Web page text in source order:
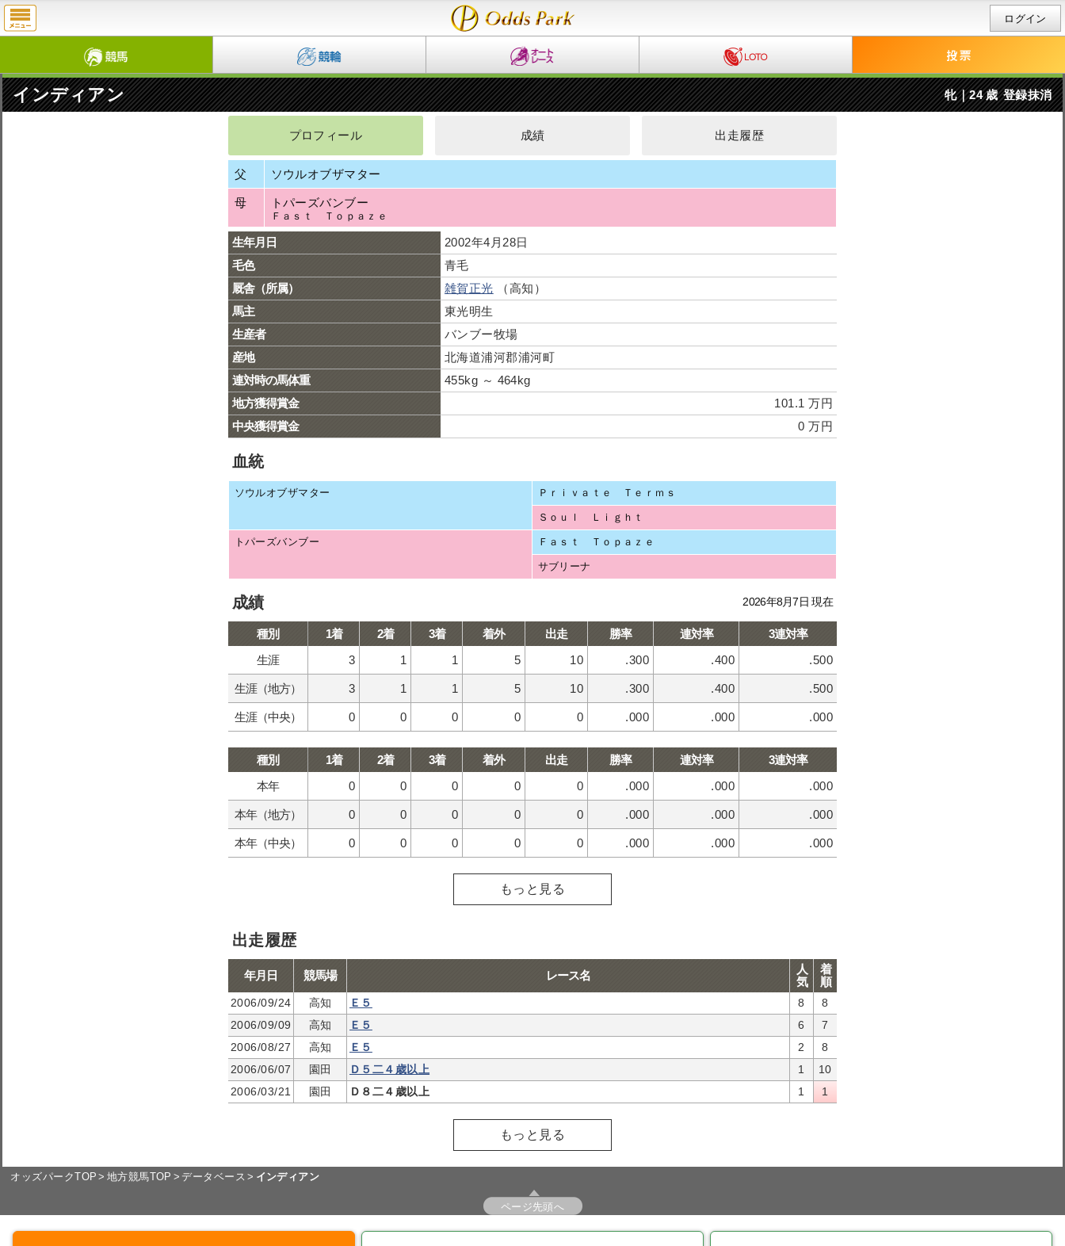
ログイン
インディアン 牝｜24 歳 登録抹消
プロフィール 成績 出走履歴
父 ソウルオブザマター
母 トパーズバンブー
Ｆａｓｔ Ｔｏｐａｚｅ
生年月日
2002年4月28日
毛色
青毛
厩舎（所属）
雑賀正光 （高知）
馬主
東光明生
生産者
バンブー牧場
産地
北海道浦河郡浦河町
連対時の馬体重
455kg ～ 464kg
地方獲得賞金
101.1 万円
中央獲得賞金
0 万円
血統
ソウルオブザマター Ｐｒｉｖａｔｅ Ｔｅｒｍｓ
Ｓｏｕｌ Ｌｉｇｈｔ
トパーズバンブー Ｆａｓｔ Ｔｏｐａｚｅ
サブリーナ
成績 2026年8月7日 現在
種別 1着 2着 3着 着外 出走 勝率 連対率
3連対率
生涯
3 1 1 5 10 .300 .400 .500
生涯（地方） 3 1 1 5 10 .300 .400 .500
生涯（中央） 0 0 0 0 0 .000 .000 .000
種別 1着 2着 3着 着外 出走 勝率 連対率
3連対率
本年
0 0 0 0 0 .000 .000 .000
本年（地方） 0 0 0 0 0 .000 .000 .000
本年（中央） 0 0 0 0 0 .000 .000 .000
もっと見る
出走履歴
年月日 競馬場 レース名
人
気
着
順
2006/09/24 高知 Ｅ５ 8
8
2006/09/09
高知 Ｅ５ 6
7
2006/08/27
高知 Ｅ５ 2
8
2006/06/07
園田 Ｄ５二４歳以上 1
10
2006/03/21
園田 Ｄ８二４歳以上 1 1
もっと見る
オッズパークTOP 地方競馬TOP データベース インディアン
ページ先頭へ